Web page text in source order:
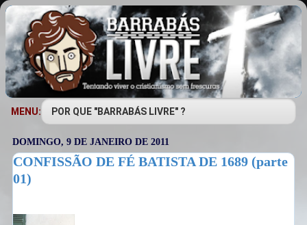
MENU:
DOMINGO, 9 DE JANEIRO DE 2011
CONFISSÃO DE FÉ BATISTA DE 1689 (parte
01)